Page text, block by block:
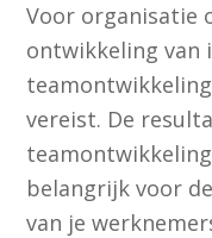
Voor organisatie
ontwikkeling van
vereist. De
belangrijk voor
van je